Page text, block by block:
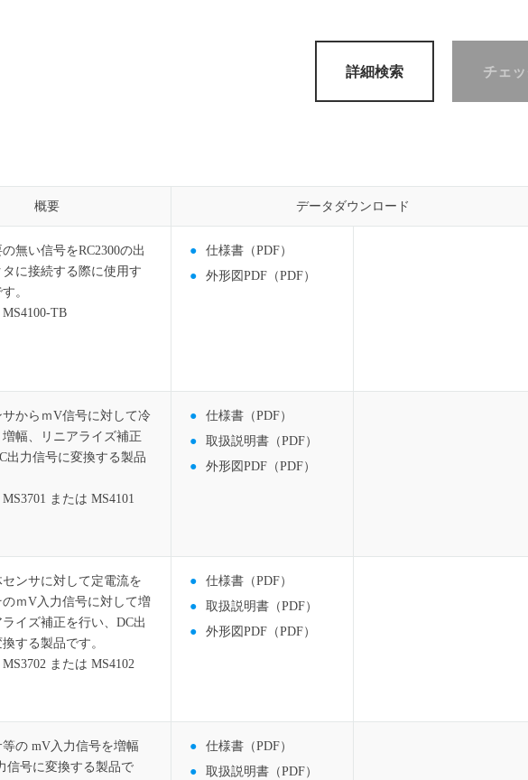
詳細検索 チェ
概要 データダウンロード
無い信号をRC2300の出
に接続する際に使用す
。
TB
仕様書（PDF）
外形図PDF（PDF）
からｍV信号に対して冷
幅、リニアライズ補正
出力信号に変換する製品
または MS4101
仕様書（PDF）
取扱説明書（PDF）
外形図PDF（PDF）
ンサに対して定電流を
ｍV入力信号に対して増
イズ補正を行い、DC出
する製品です。
または MS4102
仕様書（PDF）
取扱説明書（PDF）
外形図PDF（PDF）
の mV入力信号を増幅
信号に変換する製品で
仕様書（PDF）
取扱説明書（PDF）
概要 データダウンロード